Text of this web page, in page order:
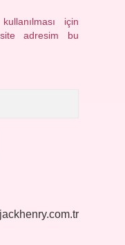
için
adresim bu